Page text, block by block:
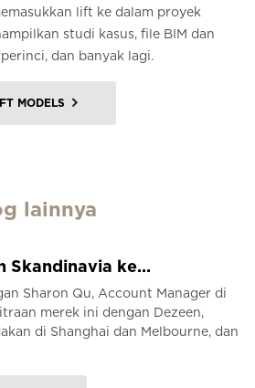
lift ke dalam proyek
studi kasus, file BIM dan
dan banyak lagi.
MODELS
lainnya
Skandinavia ke...
Sharon Qu, Account Manager di
merek ini dengan Dezeen,
di Shanghai dan Melbourne, dan